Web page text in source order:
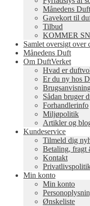
Månedens
Gavekort til
Tilbud
KOMMER
Samlet oversigt over
Månedens Duft
Om DuftVerket
Hvad er
Er du ny hos
Sådan bruger
Forhandlerinfo
Miljøpolitik
Artikler og
Kundeservice
Tilmeld dig
Betaling, fragt
Kontakt
Min konto
Min konto
Ønskeliste